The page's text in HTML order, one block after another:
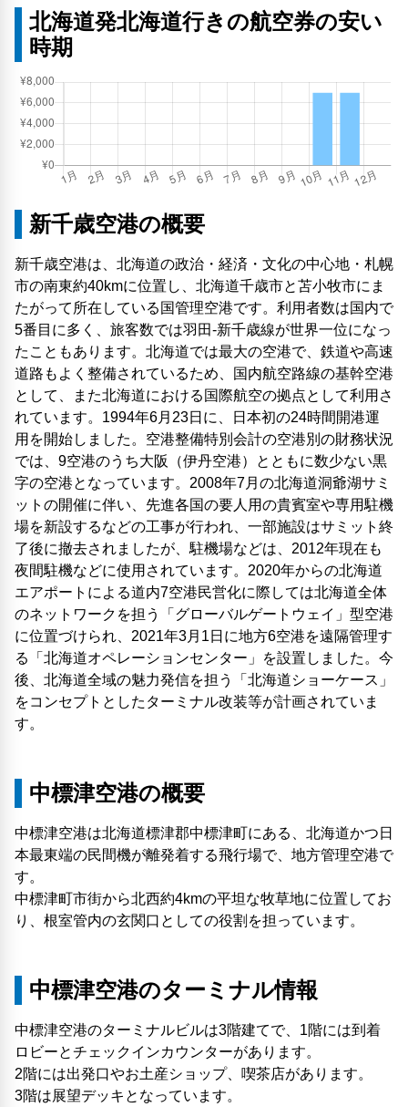
北海道発北海道行きの航空券の安い
時期
新千歳空港の概要
新千歳空港は、北海道の政治・経済・文化の中心地・札幌
市の南東約40kmに位置し、北海道千歳市と苫小牧市にま
たがって所在している国管理空港です。利用者数は国内で
5番目に多く、旅客数では羽田-新千歳線が世界一位になっ
たこともあります。北海道では最大の空港で、鉄道や高速
道路もよく整備されているため、国内航空路線の基幹空港
として、また北海道における国際航空の拠点として利用さ
れています。1994年6月23日に、日本初の24時間開港運
用を開始しました。空港整備特別会計の空港別の財務状況
では、9空港のうち大阪（伊丹空港）とともに数少ない黒
字の空港となっています。2008年7月の北海道洞爺湖サミ
ットの開催に伴い、先進各国の要人用の貴賓室や専用駐機
場を新設するなどの工事が行われ、一部施設はサミット終
了後に撤去されましたが、駐機場などは、2012年現在も
夜間駐機などに使用されています。2020年からの北海道
エアポートによる道内7空港民営化に際しては北海道全体
のネットワークを担う「グローバルゲートウェイ」型空港
に位置づけられ、2021年3月1日に地方6空港を遠隔管理す
る「北海道オペレーションセンター」を設置しました。今
後、北海道全域の魅力発信を担う「北海道ショーケース」
をコンセプトとしたターミナル改装等が計画されていま
す。
中標津空港の概要
中標津空港は北海道標津郡中標津町にある、北海道かつ日
本最東端の民間機が離発着する飛行場で、地方管理空港で
す。
中標津町市街から北西約4kmの平坦な牧草地に位置してお
り、根室管内の玄関口としての役割を担っています。
中標津空港のターミナル情報
中標津空港のターミナルビルは3階建てで、1階には到着
ロビーとチェックインカウンターがあります。
2階には出発口やお土産ショップ、喫茶店があります。
3階は展望デッキとなっています。